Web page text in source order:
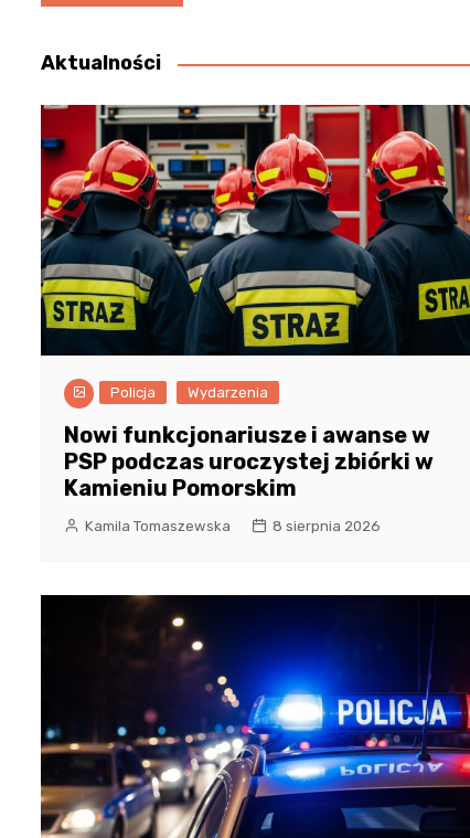
wpisu
Aktualności
Policja Wydarzenia
Nowi funkcjonariusze i awanse w
PSP podczas uroczystej zbiórki w
Kamieniu Pomorskim
Kamila Tomaszewska 8 sierpnia 2026